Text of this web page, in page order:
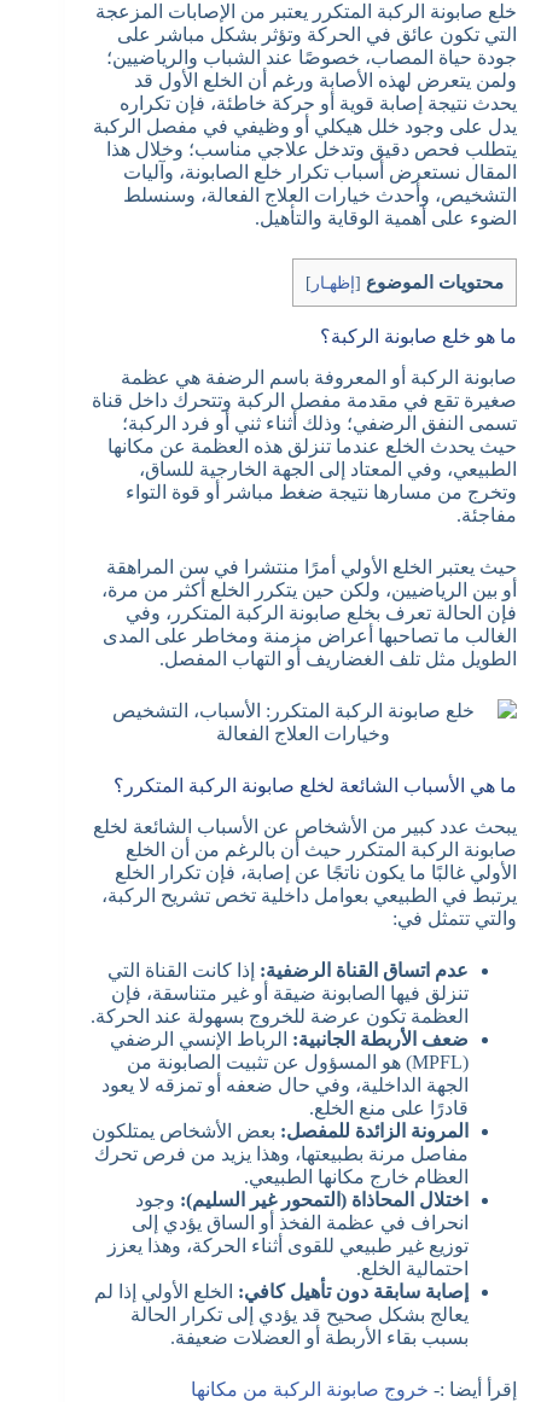
خلع صابونة الركبة المتكرر يعتبر من الإصابات المزعجة
التي تكون عائق في الحركة وتؤثر بشكل مباشر على
جودة حياة المصاب، خصوصًا عند الشباب والرياضيين؛
ولمن يتعرض لهذه الأصابة ورغم أن الخلع الأول قد
يحدث نتيجة إصابة قوية أو حركة خاطئة، فإن تكراره
يدل على وجود خلل هيكلي أو وظيفي في مفصل الركبة
يتطلب فحص دقيق وتدخل علاجي مناسب؛ وخلال هذا
المقال نستعرض أسباب تكرار خلع الصابونة، وآليات
التشخيص، وأحدث خيارات العلاج الفعالة، وسنسلط
الضوء على أهمية الوقاية والتأهيل.
محتويات الموضوع [ إظهـار ]
ما هو خلع صابونة الركبة؟
صابونة الركبة أو المعروفة باسم الرضفة هي عظمة
صغيرة تقع في مقدمة مفصل الركبة وتتحرك داخل قناة
تسمى النفق الرضفي؛ وذلك أثناء ثني أو فرد الركبة؛
حيث يحدث الخلع عندما تنزلق هذه العظمة عن مكانها
الطبيعي، وفي المعتاد إلى الجهة الخارجية للساق،
وتخرج من مسارها نتيجة ضغط مباشر أو قوة التواء
مفاجئة.
حيث يعتبر الخلع الأولي أمرًا منتشرا في سن المراهقة
أو بين الرياضيين، ولكن حين يتكرر الخلع أكثر من مرة،
فإن الحالة تعرف بخلع صابونة الركبة المتكرر، وفي
الغالب ما تصاحبها أعراض مزمنة ومخاطر على المدى
الطويل مثل تلف الغضاريف أو التهاب المفصل.
ما هي الأسباب الشائعة لخلع صابونة الركبة المتكرر؟
يبحث عدد كبير من الأشخاص عن الأسباب الشائعة لخلع
صابونة الركبة المتكرر حيث أن بالرغم من أن الخلع
الأولي غالبًا ما يكون ناتجًا عن إصابة، فإن تكرار الخلع
يرتبط في الطبيعي بعوامل داخلية تخص تشريح الركبة،
والتي تتمثل في:
عدم اتساق القناة الرضفية: إذا كانت القناة التي
تنزلق فيها الصابونة ضيقة أو غير متناسقة، فإن
العظمة تكون عرضة للخروج بسهولة عند الحركة.
ضعف الأربطة الجانبية: الرباط الإنسي الرضفي
(MPFL) هو المسؤول عن تثبيت الصابونة من
الجهة الداخلية، وفي حال ضعفه أو تمزقه لا يعود
قادرًا على منع الخلع.
المرونة الزائدة للمفصل: بعض الأشخاص يمتلكون
مفاصل مرنة بطبيعتها، وهذا يزيد من فرص تحرك
العظام خارج مكانها الطبيعي.
اختلال المحاذاة (التمحور غير السليم): وجود
انحراف في عظمة الفخذ أو الساق يؤدي إلى
توزيع غير طبيعي للقوى أثناء الحركة، وهذا يعزز
احتمالية الخلع.
إصابة سابقة دون تأهيل كافي: الخلع الأولي إذا لم
يعالج بشكل صحيح قد يؤدي إلى تكرار الحالة
بسبب بقاء الأربطة أو العضلات ضعيفة.
إقرأ أيضا :- خروج صابونة الركبة من مكانها